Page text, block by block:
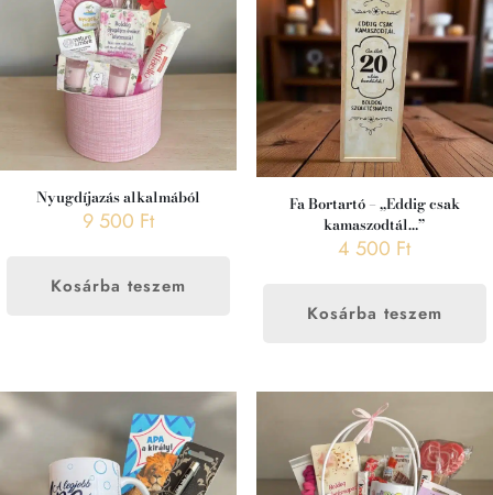
Nyugdíjazás alkalmából
9 500 Ft
Kosárba teszem
Fa Bortartó – „Eddig csak
kamaszodtál…”
4 500 Ft
Kosárba teszem